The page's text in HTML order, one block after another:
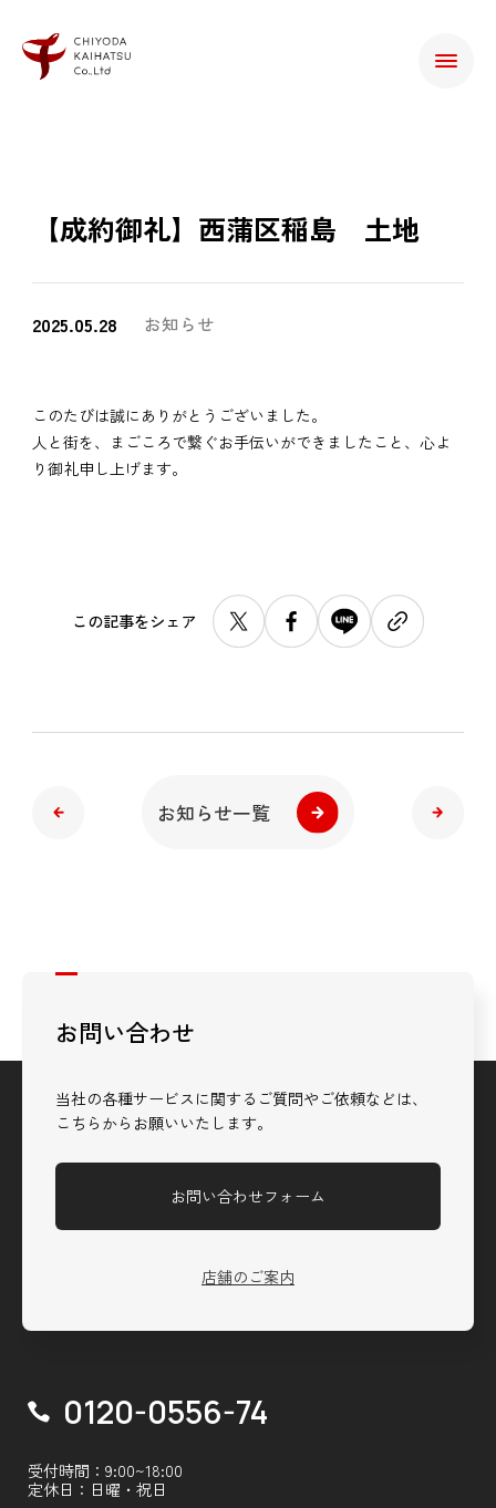
【成約御礼】西蒲区稲島 土地
2025.05.28 お知らせ
このたびは誠にありがとうございました。
人と街を、まごころで繋ぐお手伝いができましたこと、心よ
り御礼申し上げます。
この記事をシェア
お知らせ一覧
お問い合わせ
当社の各種サービスに関するご質問やご依頼などは、
こちらからお願いいたします。
お問い合わせフォーム
店舗のご案内
0120-0556-74
受付時間：9:00~18:00
定休日：日曜・祝日